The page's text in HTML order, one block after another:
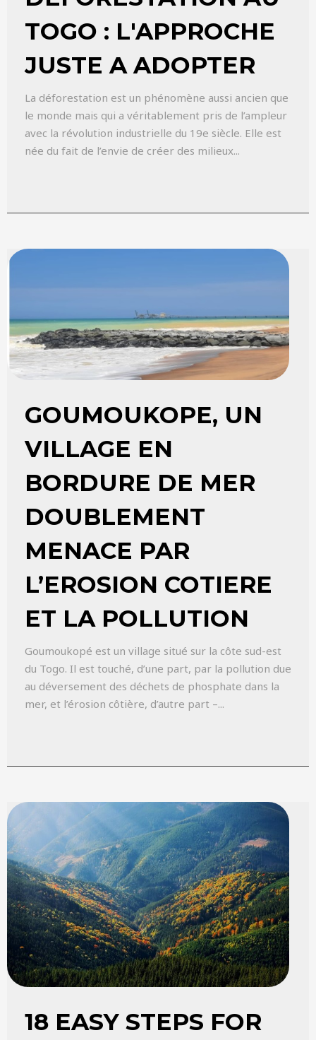
TOGO : L'APPROCHE
JUSTE A ADOPTER
La déforestation est un phénomène aussi ancien que
le monde mais qui a véritablement pris de l’ampleur
avec la révolution industrielle du 19e siècle. Elle est
née du fait de l’envie de créer des milieux...
GOUMOUKOPE, UN
VILLAGE EN
BORDURE DE MER
DOUBLEMENT
MENACE PAR
L’EROSION COTIERE
ET LA POLLUTION
Goumoukopé est un village situé sur la côte sud-est
du Togo. Il est touché, d’une part, par la pollution due
au déversement des déchets de phosphate dans la
mer, et l’érosion côtière, d’autre part –...
18 EASY STEPS FOR